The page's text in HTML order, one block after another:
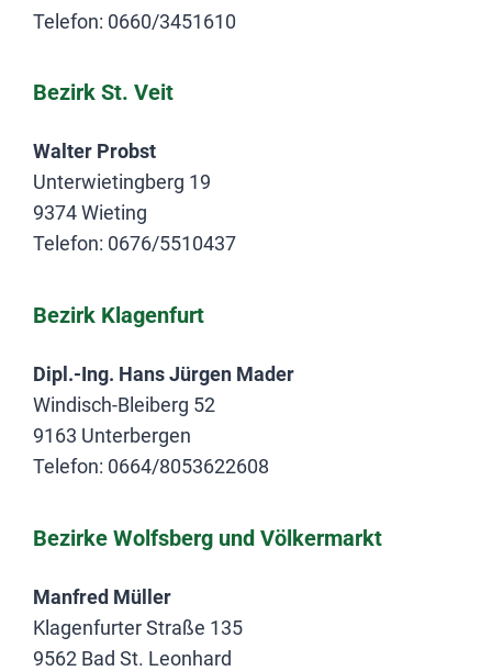
Telefon: 0660/3451610
Bezirk St. Veit
Walter Probst
Unterwietingberg 19
9374 Wieting
Telefon: 0676/5510437
Bezirk Klagenfurt
Dipl.-Ing. Hans Jürgen Mader
Windisch-Bleiberg 52
9163 Unterbergen
Telefon: 0664/8053622608
Bezirke Wolfsberg und Völkermarkt
Manfred Müller
Klagenfurter Straße 135
9562 Bad St. Leonhard